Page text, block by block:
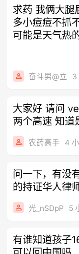
求药 我俩大腿
多小痘痘不抓
可能是天气热
奋斗男@立 3
大家好 请问
两个高速 知道
农药高手 4
问一下，有没
的持证华人律
光_nSDpP 5
有谁知道孩子